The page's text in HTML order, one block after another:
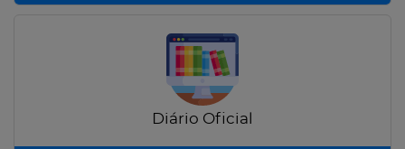
Diário Oficial